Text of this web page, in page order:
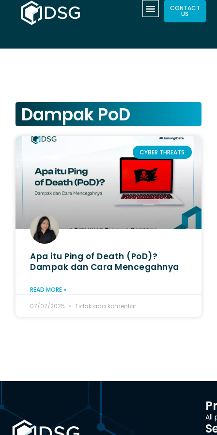
CONTACT
US
Dampak PoD
CYBER THREATS
Apa itu Ping of Death (PoD)?
Dampak dan Cara Mencegahnya
READ MORE »
07/07/2025
Tidak ada komentar
All